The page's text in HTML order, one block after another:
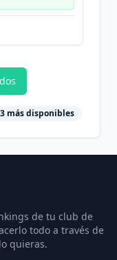
más disponibles
de tu club de
todo a través de
quieras.